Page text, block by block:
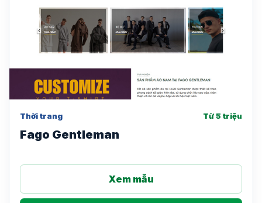
Thời trang Từ 5 triệu
Fago Gentleman
Xem mẫu